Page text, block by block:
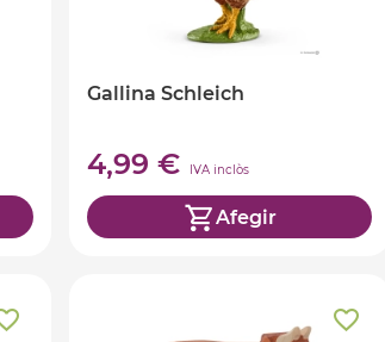
Gallina Schleich
4,99 € IVA inclòs
Afegir